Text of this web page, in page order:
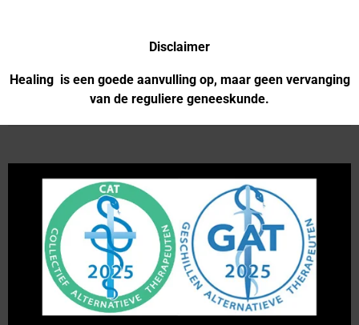
Disclaimer
Healing is een goede aanvulling op, maar geen vervanging
van de reguliere geneeskunde.